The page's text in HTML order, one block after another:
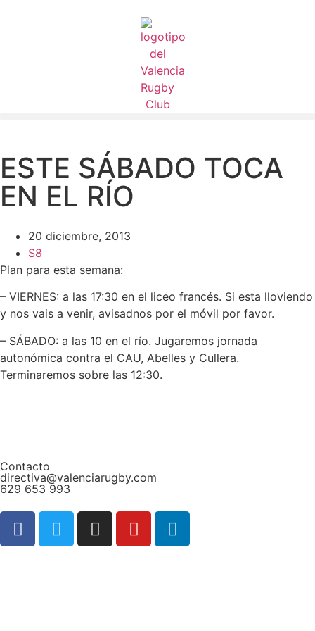
ESTE SÁBADO TOCA
EN EL RÍO
20 diciembre, 2013
S8
Plan para esta semana:
– VIERNES: a las 17:30 en el liceo francés. Si esta lloviendo
y nos vais a venir, avisadnos por el móvil por favor.
– SÁBADO: a las 10 en el río. Jugaremos jornada
autonómica contra el CAU, Abelles y Cullera.
Terminaremos sobre las 12:30.
Contacto
directiva@valenciarugby.com
629 653 993